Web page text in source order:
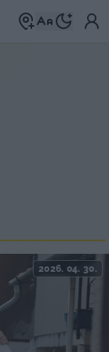
2026. 04. 30.